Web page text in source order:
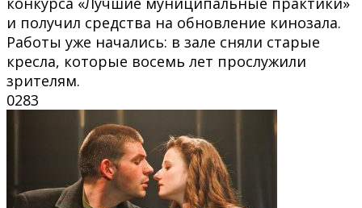
и получил средства на обновление кинозала.
Работы уже начались: в зале сняли старые
кресла, которые восемь лет прослужили
зрителям.
0283